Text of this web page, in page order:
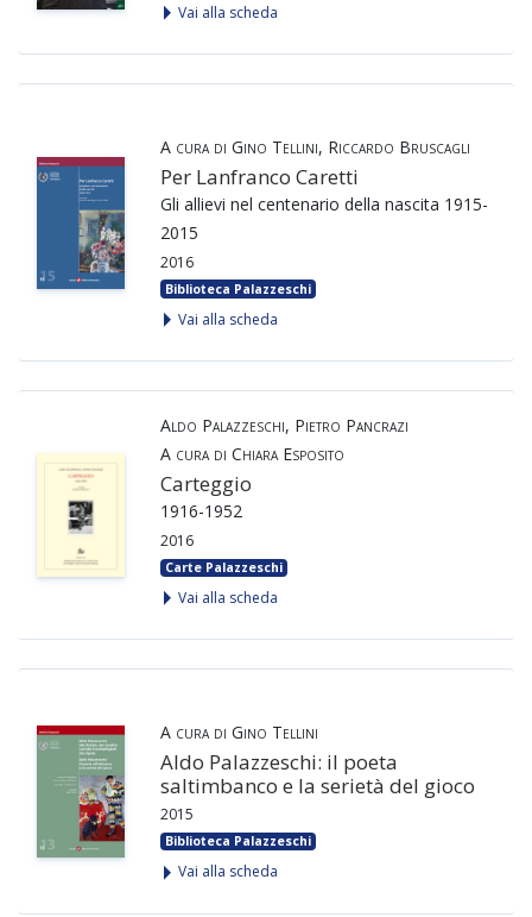
Vai alla scheda
A cura di Gino Tellini, Riccardo Bruscagli
Per Lanfranco Caretti
Gli allievi nel centenario della nascita 1915-
2015
2016
Biblioteca Palazzeschi
Vai alla scheda
Aldo Palazzeschi, Pietro Pancrazi
A cura di Chiara Esposito
Carteggio
1916-1952
2016
Carte Palazzeschi
Vai alla scheda
A cura di Gino Tellini
Aldo Palazzeschi: il poeta
saltimbanco e la serietà del gioco
2015
Biblioteca Palazzeschi
Vai alla scheda